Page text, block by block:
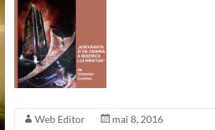
Web Editor
mai 8, 2016